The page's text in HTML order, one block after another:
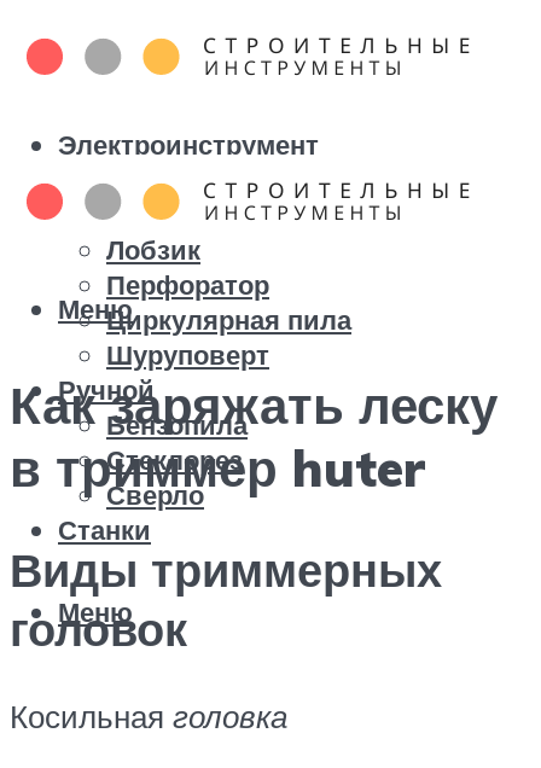
Электроинструмент
Болгарка
Дрель
Лобзик
Перфоратор
Циркулярная пила
Шуруповерт
Ручной
Бензопила
Стеклорез
Сверло
Станки
Меню
Меню
Как заряжать леску
в триммер huter
Виды триммерных
головок
Косильная головка